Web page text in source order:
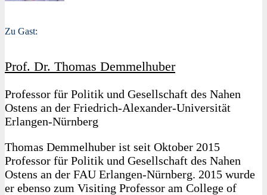
Zu Gast:
Prof. Dr. Thomas Demmelhuber
Professor für Politik und Gesellschaft des Nahen
Ostens an der Friedrich-Alexander-Universität
Erlangen-Nürnberg
Thomas Demmelhuber ist seit Oktober 2015
Professor für Politik und Gesellschaft des Nahen
Ostens an der FAU Erlangen-Nürnberg. 2015 wurde
er ebenso zum Visiting Professor am College of